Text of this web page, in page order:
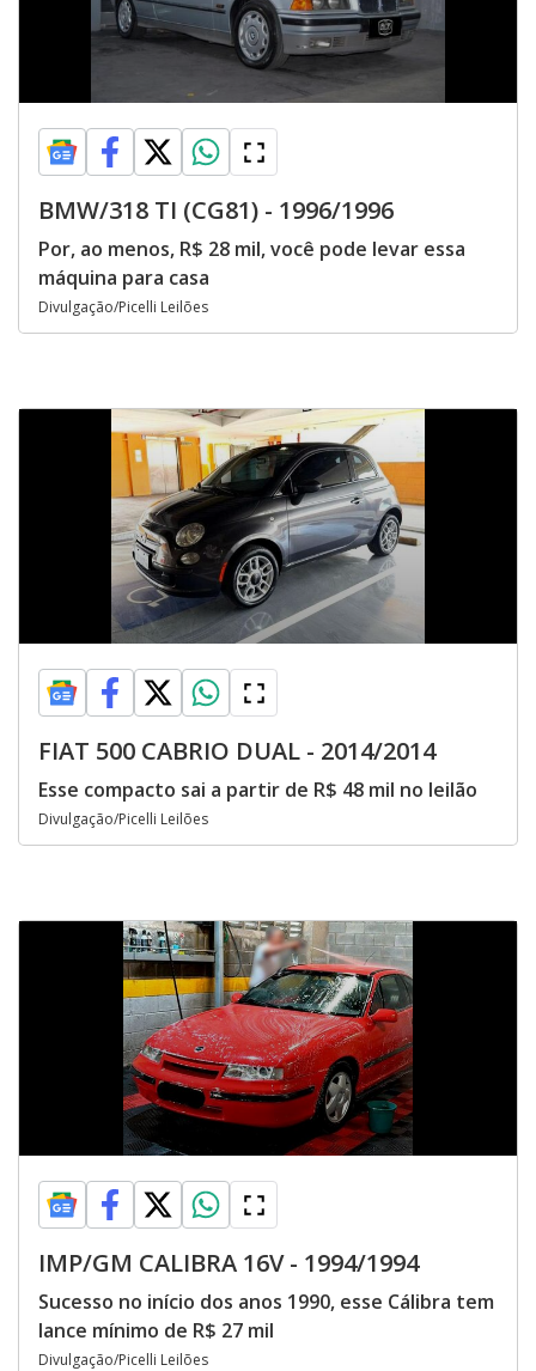
BMW/318 TI (CG81) - 1996/1996
Por, ao menos, R$ 28 mil, você pode levar essa
máquina para casa
Divulgação/Picelli Leilões
FIAT 500 CABRIO DUAL - 2014/2014
Esse compacto sai a partir de R$ 48 mil no leilão
Divulgação/Picelli Leilões
IMP/GM CALIBRA 16V - 1994/1994
Sucesso no início dos anos 1990, esse Cálibra tem
lance mínimo de R$ 27 mil
Divulgação/Picelli Leilões